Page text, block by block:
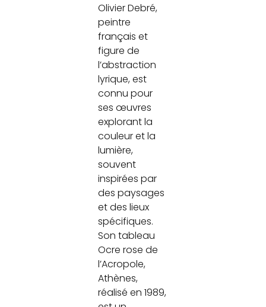
Olivier Debré,
peintre
français et
figure de
l’abstraction
lyrique, est
connu pour
ses œuvres
explorant la
couleur et la
lumière,
souvent
inspirées par
des paysages
et des lieux
spécifiques.
Son tableau
Ocre rose de
l’Acropole,
Athènes,
réalisé en 1989,